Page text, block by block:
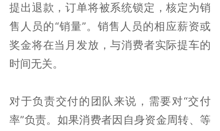
提出退款，订单将被系统锁定，核定为销
售人员的“销量”。销售人员的相应薪资或
奖金将在当月发放，与消费者实际提车的
时间无关。
对于负责交付的团队来说，需要对“交付
率”负责。如果消费者因自身资金周转、等